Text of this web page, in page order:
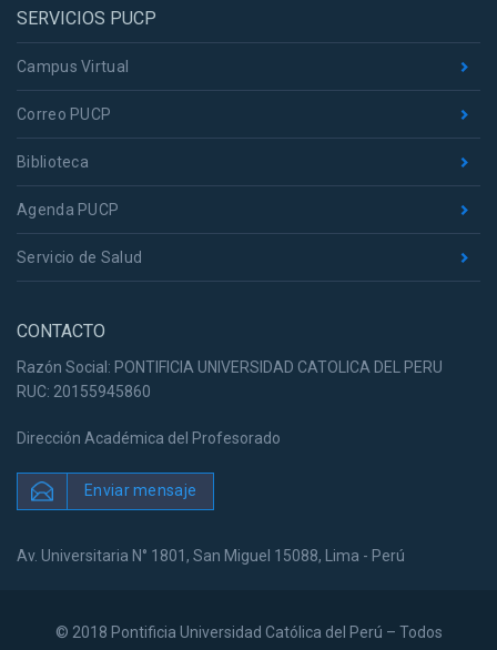
SERVICIOS PUCP
Campus Virtual
Correo PUCP
Biblioteca
Agenda PUCP
Servicio de Salud
CONTACTO
Razón Social: PONTIFICIA UNIVERSIDAD CATOLICA DEL PERU
RUC: 20155945860
Dirección Académica del Profesorado
Enviar mensaje
Av. Universitaria N° 1801, San Miguel 15088, Lima - Perú
© 2018 Pontificia Universidad Católica del Perú – Todos